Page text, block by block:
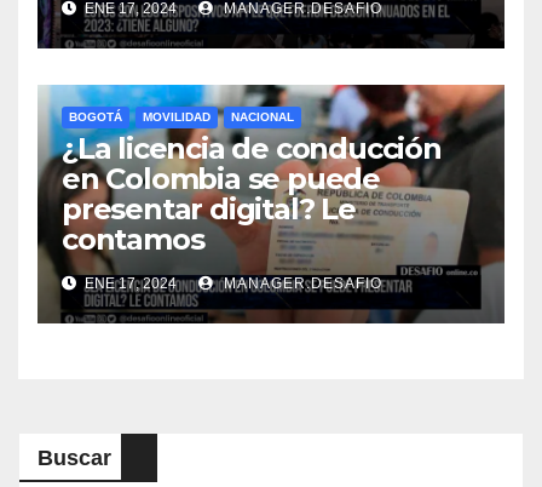
ENE 17, 2024 MANAGER.DESAFIO
BOGOTÁ MOVILIDAD NACIONAL
¿La licencia de conducción
en Colombia se puede
presentar digital? Le
contamos
ENE 17, 2024 MANAGER.DESAFIO
Buscar